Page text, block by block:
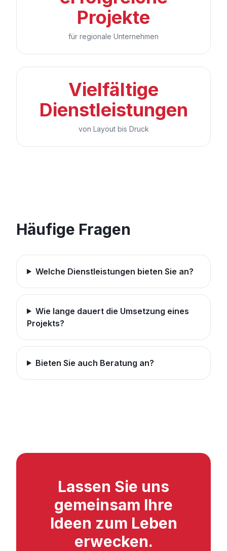
Projekte
für regionale Unternehmen
Vielfältige
Dienstleistungen
von Layout bis Druck
Häufige Fragen
Welche Dienstleistungen bieten Sie an?
Wie lange dauert die Umsetzung eines
Projekts?
Bieten Sie auch Beratung an?
Lassen Sie uns
gemeinsam Ihre
Ideen zum Leben
erwecken.